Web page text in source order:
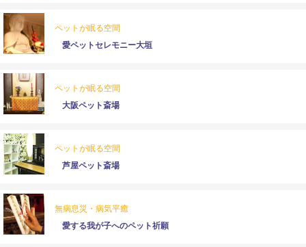
ペットが眠る空間
愛ペットセレモニー大垣
ペットが眠る空間
大阪ペット斎場
ペットが眠る空間
芦屋ペット斎場
無病息災・病気平癒
愛する我が子へのペット祈願